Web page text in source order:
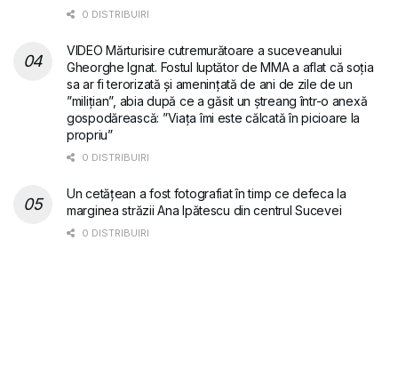
0 DISTRIBUIRI
VIDEO Mărturisire cutremurătoare a suceveanului
Gheorghe Ignat. Fostul luptător de MMA a aflat că soția
sa ar fi terorizată și amenințată de ani de zile de un
”milițian”, abia după ce a găsit un ștreang într-o anexă
gospodărească: ”Viața îmi este călcată în picioare la
propriu”
0 DISTRIBUIRI
Un cetățean a fost fotografiat în timp ce defeca la
marginea străzii Ana Ipătescu din centrul Sucevei
0 DISTRIBUIRI